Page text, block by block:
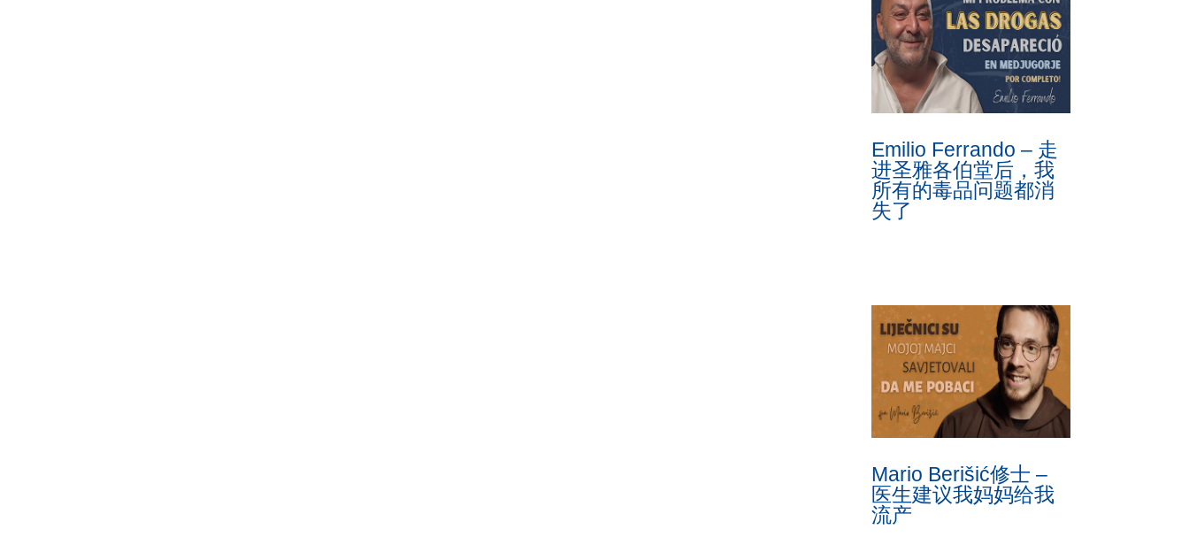
Emilio Ferrando – 走
进圣雅各伯堂后，我
所有的毒品问题都消
失了
Mario Berišić修士 –
医生建议我妈妈给我
流产